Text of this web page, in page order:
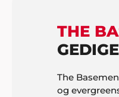
THE
The
og